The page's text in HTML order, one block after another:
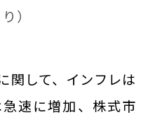
）
関して、インフレは
速に増加、株式市